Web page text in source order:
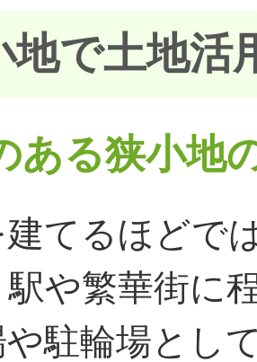
地で土地活
ある狭小地
建てるほどで
駅や繁華街に
駐輪場とし